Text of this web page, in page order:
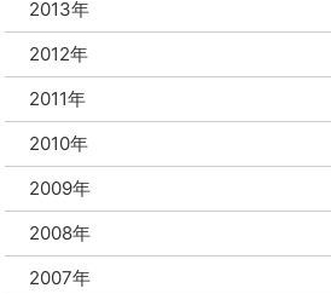
2013年
2012年
2011年
2010年
2009年
2008年
2007年